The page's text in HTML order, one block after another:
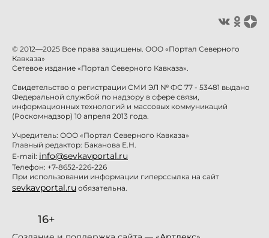
© 2012—2025 Все права защищены. ООО «Портал Северного
Кавказа»
Сетевое издание «Портал Северного Кавказа».
Свидетельство о регистрации СМИ ЭЛ № ФС 77 - 53481 выдано
Федеральной службой по надзору в сфере связи,
информационных технологий и массовых коммуникаций
(Роскомнадзор) 10 апреля 2013 года.
Учредитель: ООО «Портал Северного Кавказа»
Главный редактор: Баканова Е.Н.
E-mail: info@sevkavportal.ru
Телефон: +7-8652-226-226
При использовании информации гиперссылка на сайт
sevkavportal.ru обязательна.
16+